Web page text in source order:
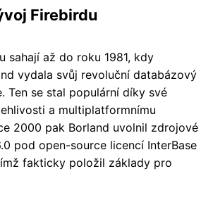
Firebirdu
sahají až do roku 1981, kdy
vydala svůj revoluční databázový
Ten se stal populární díky své
a multiplatformnímu
2000 pak Borland uvolnil zdrojové
pod open-source licencí InterBase
fakticky položil základy pro